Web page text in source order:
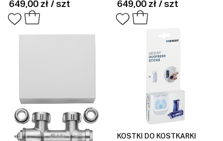
649,00 zł / szt 649,00 zł / szt
KOSTKI DO KOSTKARKI